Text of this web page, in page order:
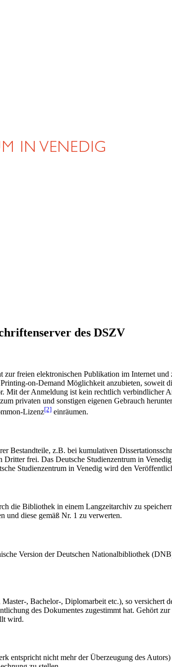
des DSZV
freien elektronischen Publikation im Internet
on-Demand Möglichkeit anzubieten, soweit
der Anmeldung ist kein rechtlich verbindlicher
privaten und sonstigen eigenen Gebrauch
Lizenz[2] einräumen.
Bestandteile, z.B. bei kumulativen
frei. Das Deutsche Studienzentrum in
Studienzentrum in Venedig wird den
die Bibliothek in einem Langzeitarchiv zu
und diese gemäß Nr. 1 zu verwerten.
Version der Deutschen Nationalbibliothek
, Bachelor-, Diplomarbeit etc.), so versichert
des Dokumentes zugestimmt hat. Gehört
wird.
entspricht nicht mehr der Überzeugung des